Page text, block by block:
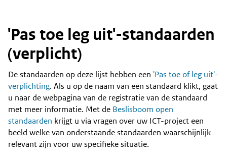
'Pas toe leg uit'-standaarden
(verplicht)
Content
De standaarden op deze lijst hebben een 'Pas toe of leg uit'-
verplichting. Als u op de naam van een standaard klikt, gaat
u naar de webpagina van de registratie van de standaard
met meer informatie. Met de Beslisboom open
standaarden krijgt u via vragen over uw ICT-project een
beeld welke van onderstaande standaarden waarschijnlijk
relevant zijn voor uw specifieke situatie.